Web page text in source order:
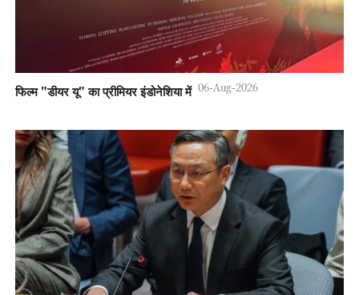
फिल्म "डीयर यू" का प्रीमियर इंडोनेशिया में 06-Aug-2026